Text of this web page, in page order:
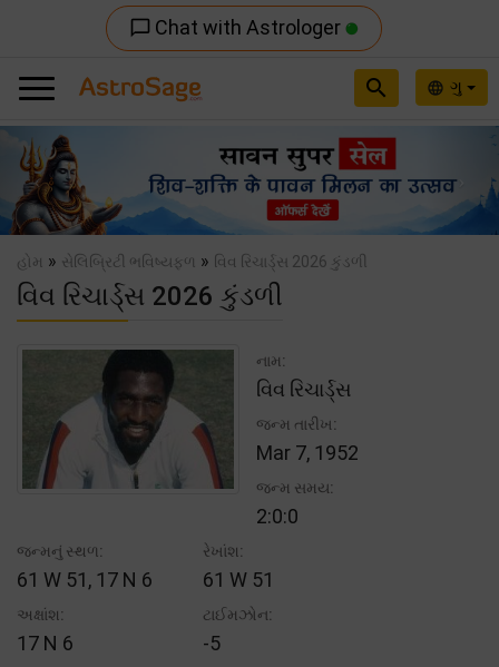
chat_bubble_outline Chat with Astrologer
language ગુ
search
Previous
હોમ » સેલિબ્રિટી ભવિષ્યફળ » વિવ રિચાર્ડ્સ 2026 કુંડળી
વિવ રિચાર્ડ્સ 2026 કુંડળી
નામ:
વિવ રિચાર્ડ્સ
જન્મ તારીખ:
Mar 7, 1952
જન્મ સમય:
2:0:0
જન્મનું સ્થળ:
61 W 51, 17 N 6
રેખાંશ:
61 W 51
અક્ષાંશ:
17 N 6
ટાઈમઝોન:
-5